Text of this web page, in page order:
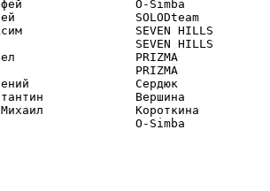
Тимофей                O-
Андрей
Максим                SEVEN
Иван                   SEVEN
Павел
Макар
Евгений
Константин
Михаил